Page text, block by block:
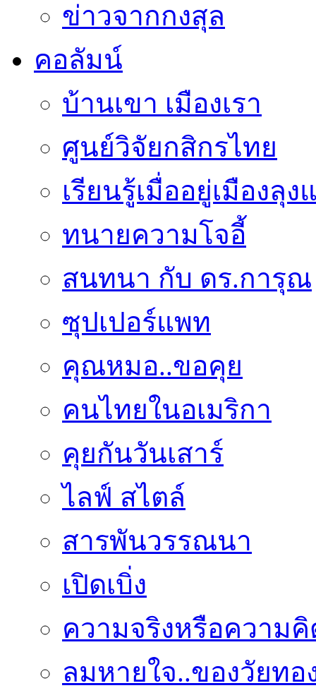
ข่าวจากกงสุล
คอลัมน์
บ้านเขา เมืองเรา
ศูนย์วิจัยกสิกรไทย
เรียนรู้เมื่ออยู่เมืองลุง
ทนายความโจอี้
สนทนา กับ ดร.การุณ
ซุปเปอร์แพท
คุณหมอ..ขอคุย
คนไทยในอเมริกา
คุยกันวันเสาร์
ไลฟ์ สไตล์
สารพันวรรณนา
เปิดเบิ่ง
ความจริงหรือความ
ลมหายใจ..ของวัยทอ